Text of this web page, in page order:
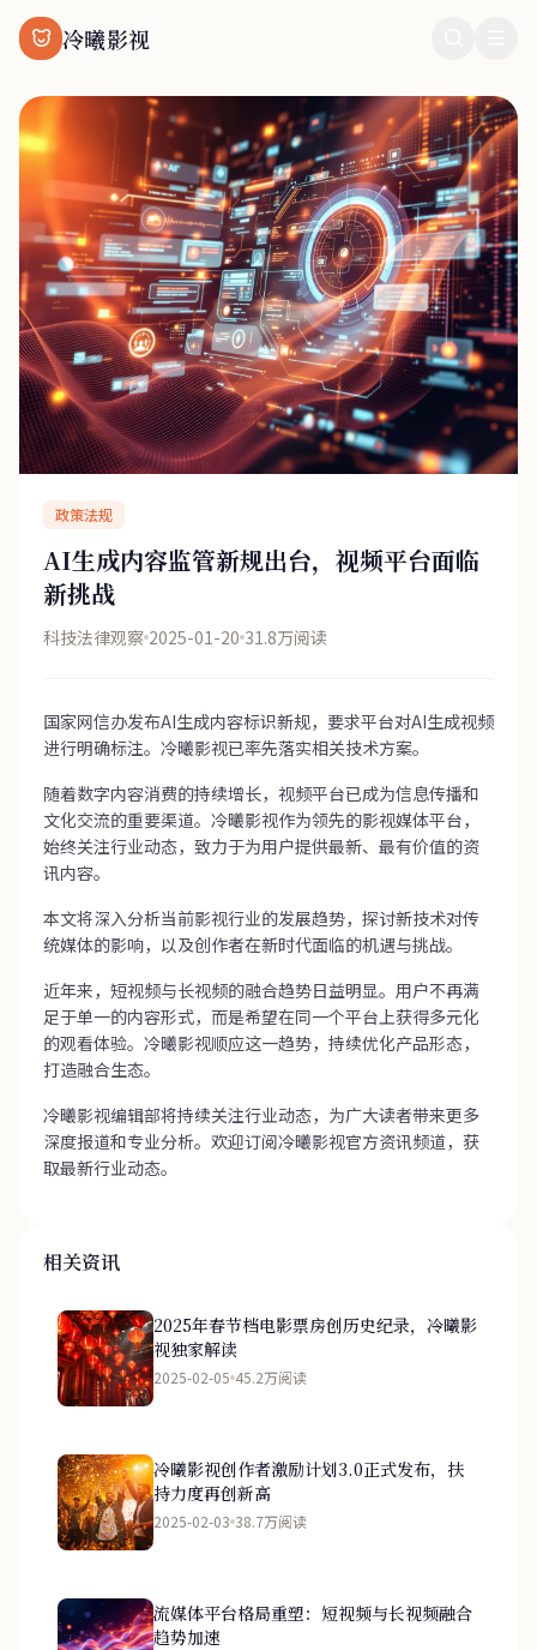
冷曦影视
政策法规
AI生成内容监管新规出台，视频平台面临
新挑战
科技法律观察 2025-01-20 31.8万阅读
国家网信办发布AI生成内容标识新规，要求平台对AI生成视频
进行明确标注。冷曦影视已率先落实相关技术方案。
随着数字内容消费的持续增长，视频平台已成为信息传播和
文化交流的重要渠道。冷曦影视作为领先的影视媒体平台，
始终关注行业动态，致力于为用户提供最新、最有价值的资
讯内容。
本文将深入分析当前影视行业的发展趋势，探讨新技术对传
统媒体的影响，以及创作者在新时代面临的机遇与挑战。
近年来，短视频与长视频的融合趋势日益明显。用户不再满
足于单一的内容形式，而是希望在同一个平台上获得多元化
的观看体验。冷曦影视顺应这一趋势，持续优化产品形态，
打造融合生态。
冷曦影视编辑部将持续关注行业动态，为广大读者带来更多
深度报道和专业分析。欢迎订阅冷曦影视官方资讯频道，获
取最新行业动态。
相关资讯
2025年春节档电影票房创历史纪录，冷曦影
视独家解读
2025-02-05 45.2万阅读
冷曦影视创作者激励计划3.0正式发布，扶
持力度再创新高
2025-02-03 38.7万阅读
流媒体平台格局重塑：短视频与长视频融合
趋势加速